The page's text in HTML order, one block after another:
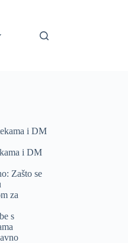
i DM
i DM
Zašto se
za
s